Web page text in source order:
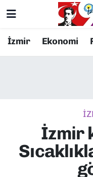
İzmir Ekonomi
İzmir
Resmi İlanlar
EKONOMİ
KÜLTÜR SANAT
Konak Nöbetçi
Süper Lig
Tüm Manşetler
Son Dakika